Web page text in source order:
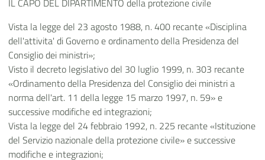
IL CAPO DEL DIPARTIMENTO della protezione civile
Vista la legge del 23 agosto 1988, n. 400 recante «Disciplina
dell'attivita' di Governo e ordinamento della Presidenza del
Consiglio dei ministri»;
Visto il decreto legislativo del 30 luglio 1999, n. 303 recante
«Ordinamento della Presidenza del Consiglio dei ministri a
norma dell'art. 11 della legge 15 marzo 1997, n. 59» e
successive modifiche ed integrazioni;
Vista la legge del 24 febbraio 1992, n. 225 recante «Istituzione
del Servizio nazionale della protezione civile» e successive
modifiche e integrazioni;